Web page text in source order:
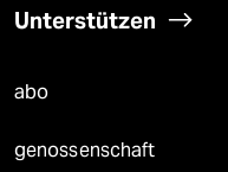
Unterstützen
abo
genossenschaft